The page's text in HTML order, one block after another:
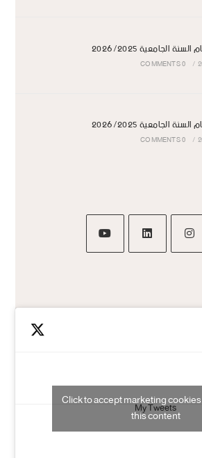
الجامعية 2026/2025
/
0 COMMENTS
الجامعية 2026/2025
/
0 COMMENTS
My Tweets
Click to accept marketing
this content